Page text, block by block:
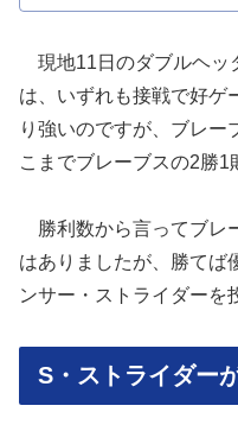
現地11日のダブルヘッ
は、いずれも接戦で好ゲ
り強いのですが、ブレー
こまでブレーブスの2勝1
勝利数から言ってブレ
はありましたが、勝てば
ンサー・ストライダーを
S・ストライダー